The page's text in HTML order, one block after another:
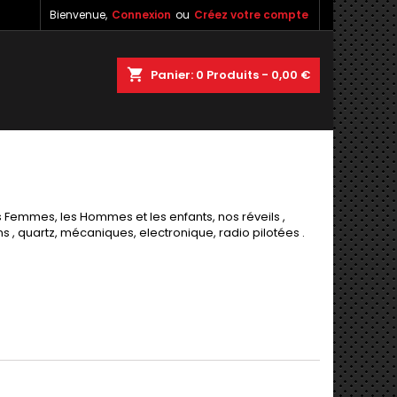
Bienvenue, Connexion ou Créez votre compte
shopping_cart Panier: 0 Produits - 0,00 €
les Hommes et les enfants, nos réveils ,
, quartz, mécaniques, electronique, radio pilotées .